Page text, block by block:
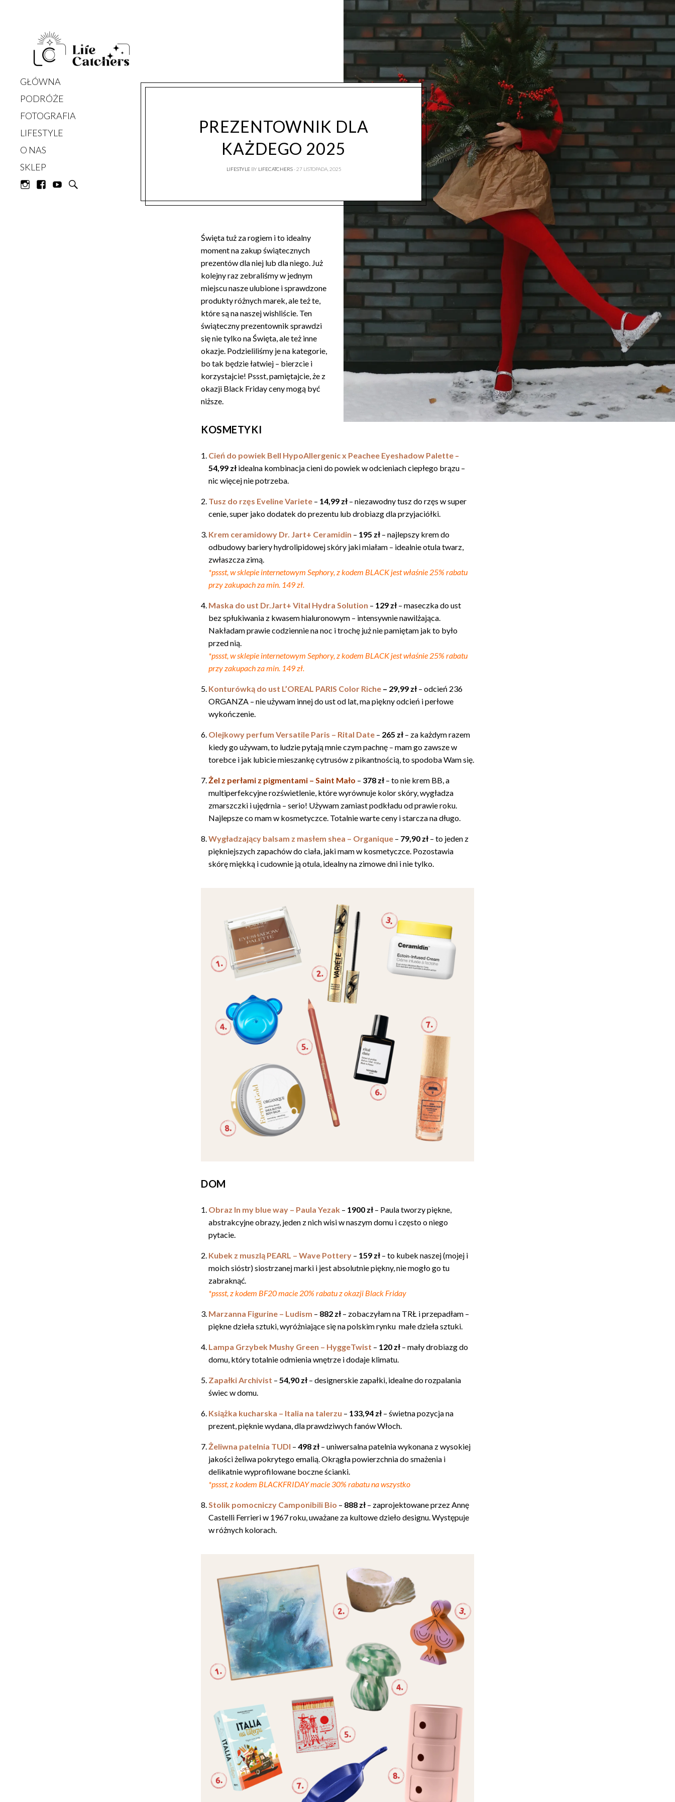
Life Catchers
GŁÓWNA
PODRÓŻE
FOTOGRAFIA
LIFESTYLE
O NAS
SKLEP
PREZENTOWNIK DLA
KAŻDEGO 2025
LIFESTYLE BY LIFECATCHERS 27 LISTOPADA, 2025
Święta tuż za rogiem i to idealny
moment na zakup świątecznych
prezentów dla niej lub dla niego. Już
kolejny raz zebraliśmy w jednym
miejscu nasze ulubione i sprawdzone
produkty różnych marek, ale też te,
które są na naszej wishliście. Ten
świąteczny prezentownik sprawdzi
się nie tylko na Święta, ale też inne
okazje. Podzieliliśmy je na kategorie,
bo tak będzie łatwiej – bierzcie i
korzystajcie! Pssst, pamiętajcie, że z
okazji Black Friday ceny mogą być
niższe.
KOSMETYKI
Cień do powiek Bell HypoAllergenic x Peachee Eyeshadow Palette –
54,99 zł idealna kombinacja cieni do powiek w odcieniach ciepłego brązu –
nic więcej nie potrzeba.
Tusz do rzęs Eveline Variete – 14,99 zł – niezawodny tusz do rzęs w super
cenie, super jako dodatek do prezentu lub drobiazg dla przyjaciółki.
Krem ceramidowy Dr. Jart+ Ceramidin – 195 zł – najlepszy krem do
odbudowy bariery hydrolipidowej skóry jaki miałam – idealnie otula twarz,
zwłaszcza zimą.
*pssst, w sklepie internetowym Sephory, z kodem BLACK jest właśnie 25% rabatu
przy zakupach za min. 149 zł.
Maska do ust Dr.Jart+ Vital Hydra Solution – 129 zł – maseczka do ust
bez spłukiwania z kwasem hialuronowym – intensywnie nawilżająca.
Nakładam prawie codziennie na noc i trochę już nie pamiętam jak to było
przed nią.
*pssst, w sklepie internetowym Sephory, z kodem BLACK jest właśnie 25% rabatu
przy zakupach za min. 149 zł.
Konturówką do ust L’OREAL PARIS Color Riche – 29,99 zł – odcień 236
ORGANZA – nie używam innej do ust od lat, ma piękny odcień i perłowe
wykończenie.
Olejkowy perfum Versatile Paris – Rital Date – 265 zł – za każdym razem
kiedy go używam, to ludzie pytają mnie czym pachnę – mam go zawsze w
torebce i jak lubicie mieszankę cytrusów z pikantnością, to spodoba Wam się.
Żel z perłami z pigmentami – Saint Mało – 378 zł – to nie krem BB, a
multiperfekcyjne rozświetlenie, które wyrównuje kolor skóry, wygładza
zmarszczki i ujędrnia – serio! Używam zamiast podkładu od prawie roku.
Najlepsze co mam w kosmetyczce. Totalnie warte ceny i starcza na długo.
Wygładzający balsam z masłem shea – Organique – 79,90 zł – to jeden z
piękniejszych zapachów do ciała, jaki mam w kosmetyczce. Pozostawia
skórę miękką i cudownie ją otula, idealny na zimowe dni i nie tylko.
DOM
Obraz In my blue way – Paula Yezak – 1900 zł – Paula tworzy piękne,
abstrakcyjne obrazy, jeden z nich wisi w naszym domu i często o niego
pytacie.
Kubek z muszlą PEARL – Wave Pottery – 159 zł – to kubek naszej (mojej i
moich sióstr) siostrzanej marki i jest absolutnie piękny, nie mogło go tu
zabraknąć.
*pssst, z kodem BF20 macie 20% rabatu z okazji Black Friday
Marzanna Figurine – Ludism – 882 zł – zobaczyłam na TRŁ i przepadłam –
piękne dzieła sztuki, wyróżniające się na polskim rynku małe dzieła sztuki.
Lampa Grzybek Mushy Green – HyggeTwist – 120 zł – mały drobiazg do
domu, który totalnie odmienia wnętrze i dodaje klimatu.
Zapałki Archivist – 54,90 zł – designerskie zapałki, idealne do rozpalania
świec w domu.
Książka kucharska – Italia na talerzu – 133,94 zł – świetna pozycja na
prezent, pięknie wydana, dla prawdziwych fanów Włoch.
Żeliwna patelnia TUDI – 498 zł – uniwersalna patelnia wykonana z wysokiej
jakości żeliwa pokrytego emalią. Okrągła powierzchnia do smażenia i
delikatnie wyprofilowane boczne ścianki.
*pssst, z kodem BLACKFRIDAY macie 30% rabatu na wszystko
Stolik pomocniczy Camponibili Bio – 888 zł – zaprojektowane przez Annę
Castelli Ferrieri w 1967 roku, uważane za kultowe dzieło designu. Występuje
w różnych kolorach.